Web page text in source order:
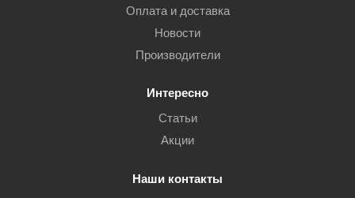
Оплата и доставка
Новости
Производители
Интересно
Статьи
Акции
Наши контакты